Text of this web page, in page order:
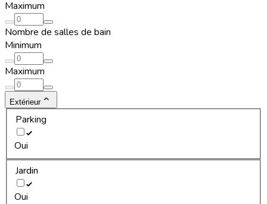
Maximum
Nombre de salles de bain
Minimum
Maximum
Extérieur
Parking
Oui
Jardin
Oui